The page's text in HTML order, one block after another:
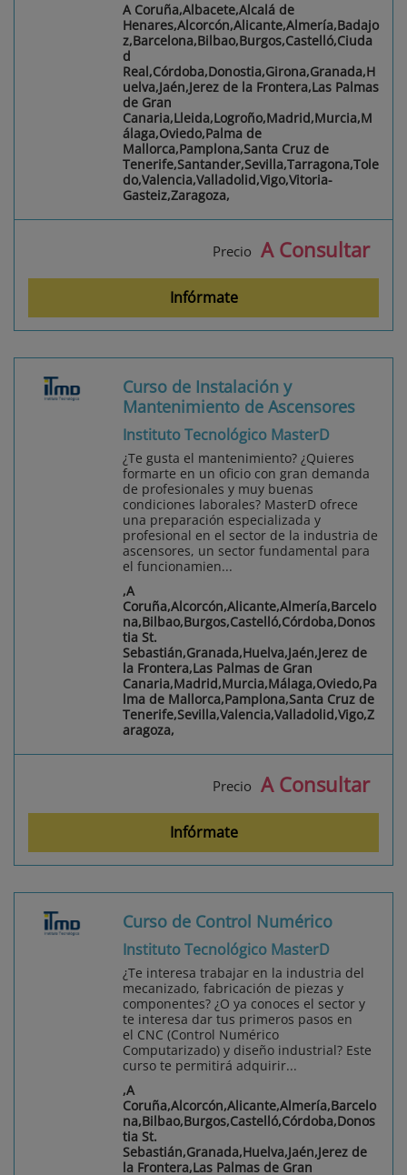
A Coruña,Albacete,Alcalá de
Henares,Alcorcón,Alicante,Almería,Badajo
z,Barcelona,Bilbao,Burgos,Castelló,Ciuda
d
Real,Córdoba,Donostia,Girona,Granada,H
uelva,Jaén,Jerez de la Frontera,Las Palmas
de Gran
Canaria,Lleida,Logroño,Madrid,Murcia,M
álaga,Oviedo,Palma de
Mallorca,Pamplona,Santa Cruz de
Tenerife,Santander,Sevilla,Tarragona,Tole
do,Valencia,Valladolid,Vigo,Vitoria-
Gasteiz,Zaragoza,
Precio A Consultar
Infórmate
Curso de Instalación y
Mantenimiento de Ascensores
Instituto Tecnológico MasterD
¿Te gusta el mantenimiento? ¿Quieres
formarte en un oficio con gran demanda
de profesionales y muy buenas
condiciones laborales? MasterD ofrece
una preparación especializada y
profesional en el sector de la industria de
ascensores, un sector fundamental para
el funcionamien...
,A
Coruña,Alcorcón,Alicante,Almería,Barcelo
na,Bilbao,Burgos,Castelló,Córdoba,Donos
tia St.
Sebastián,Granada,Huelva,Jaén,Jerez de
la Frontera,Las Palmas de Gran
Canaria,Madrid,Murcia,Málaga,Oviedo,Pa
lma de Mallorca,Pamplona,Santa Cruz de
Tenerife,Sevilla,Valencia,Valladolid,Vigo,Z
aragoza,
Precio A Consultar
Infórmate
Curso de Control Numérico
Instituto Tecnológico MasterD
¿Te interesa trabajar en la industria del
mecanizado, fabricación de piezas y
componentes? ¿O ya conoces el sector y
te interesa dar tus primeros pasos en
el CNC (Control Numérico
Computarizado) y diseño industrial? Este
curso te permitirá adquirir...
,A
Coruña,Alcorcón,Alicante,Almería,Barcelo
na,Bilbao,Burgos,Castelló,Córdoba,Donos
tia St.
Sebastián,Granada,Huelva,Jaén,Jerez de
la Frontera,Las Palmas de Gran